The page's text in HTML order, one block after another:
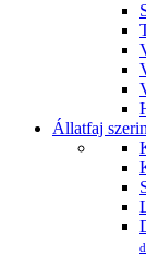
Állatfaj